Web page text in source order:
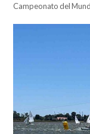
Campeonato del